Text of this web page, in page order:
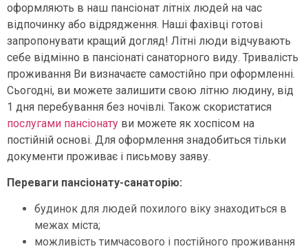
оформляють в наш пансіонат літніх людей на час
відпочинку або відрядження. Наші фахівці готові
запропонувати кращий догляд! Літні люди відчувають
себе відмінно в пансіонаті санаторного виду. Тривалість
проживання Ви визначаєте самостійно при оформленні.
Сьогодні, ви можете залишити свою літню людину, від
1 дня перебування без ночівлі. Також скористатися
послугами пансіонату ви можете як хоспісом на
постійній основі. Для оформлення знадобиться тільки
документи проживає і письмову заяву.
Переваги пансіонату-санаторію:
будинок для людей похилого віку знаходиться в
межах міста;
можливість тимчасового і постійного проживання